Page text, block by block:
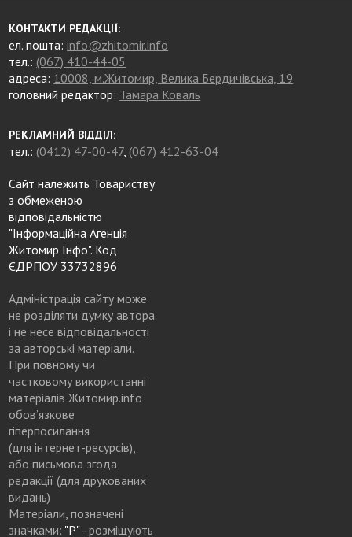
КОНТАКТИ РЕДАКЦІЇ:
ел. пошта:info@zhitomir.info
тел.: (067) 410-44-05
адреса: 10008, м.Житомир, Велика Бердичівська, 19
головний редактор: Тамара Коваль
РЕКЛАМНИЙ ВІДДІЛ:
тел.: (0412) 47-00-47, (067) 412-63-04
Сайт належить Товариству
з обмеженою
відповідальністю
"Інформаційна Агенція
Житомир Інфо". Код
ЄДРПОУ 33732896
Адміністрація сайту може
не розділяти думку автора
і не несе відповідальності
за авторські матеріали.
При повному чи
частковому використанні
матеріалів Житомир.info
обов’язкове
гіперпосилання
(для інтернет-ресурсів),
або письмова згода
редакції (для друкованих
видань)
Матеріали, позначені
значками: "Р"- розміщують